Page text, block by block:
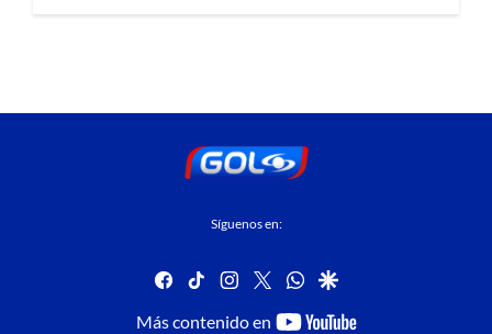
Síguenos en:
facebook
tiktok instagram
twitterwhatsapp
google
Más contenido en
youtube-